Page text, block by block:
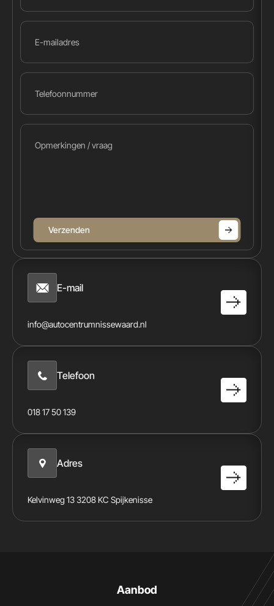
Verzenden
E-mail
info@autocentrumnissewaard.nl
Telefoon
018 17 50 139
Adres
Kelvinweg 13 3208 KC Spijkenisse
Aanbod